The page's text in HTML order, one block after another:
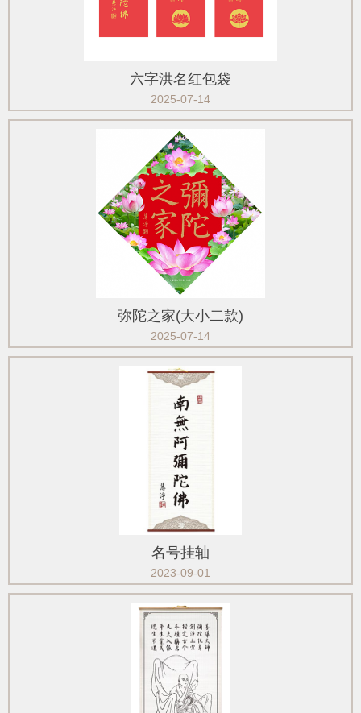
六字洪名红包袋
2025-07-14
弥陀之家(大小二款)
2025-07-14
名号挂轴
2023-09-01